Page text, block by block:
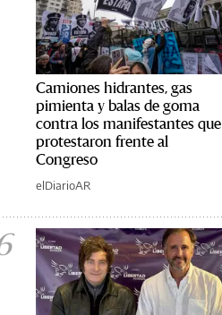
Camiones hidrantes, gas
pimienta y balas de goma
contra los manifestantes que
protestaron frente al
Congreso
elDiarioAR